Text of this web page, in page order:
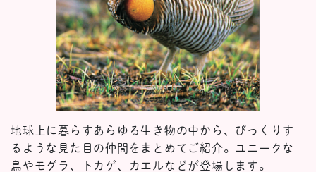
地球上に暮らすあらゆる生き物の中から、びっくりす
るような見た目の仲間をまとめてご紹介。ユニークな
鳥やモグラ、トカゲ、カエルなどが登場します。